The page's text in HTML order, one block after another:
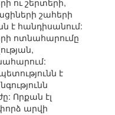
ու շերտերի,
շահերի
է հանդիսանում:
ոտնահարումը
է
Որքան էլ
արվի